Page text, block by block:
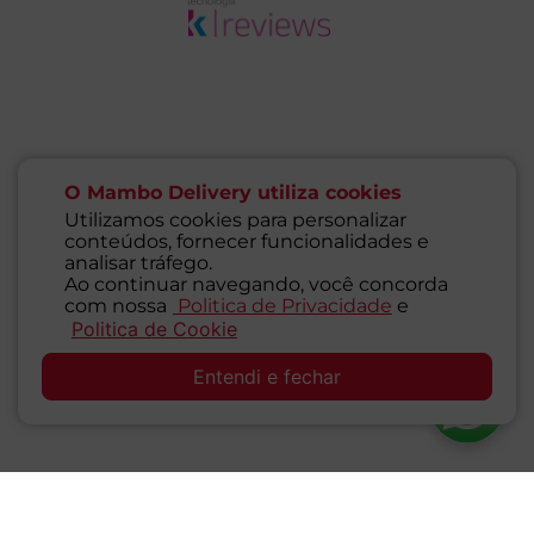
O Mambo Delivery utiliza cookies
Utilizamos cookies para personalizar
conteúdos, fornecer funcionalidades e
analisar tráfego.
Ao continuar navegando, você concorda
com nossa
Politica de Privacidade e
Politica de Cookie
Entendi e fechar
SEJA O PRIMEIRO A AVALIAR
Perguntas & respostas
Este produto ainda não tem perguntas
SEJA O PRIMEIRO A PERGUNTAR